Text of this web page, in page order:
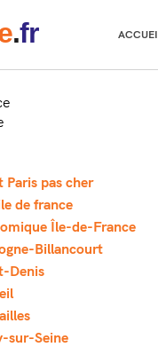
.fr
Paris pas cher
de france
Île-de-France
Billancourt
Denis
sur-Seine